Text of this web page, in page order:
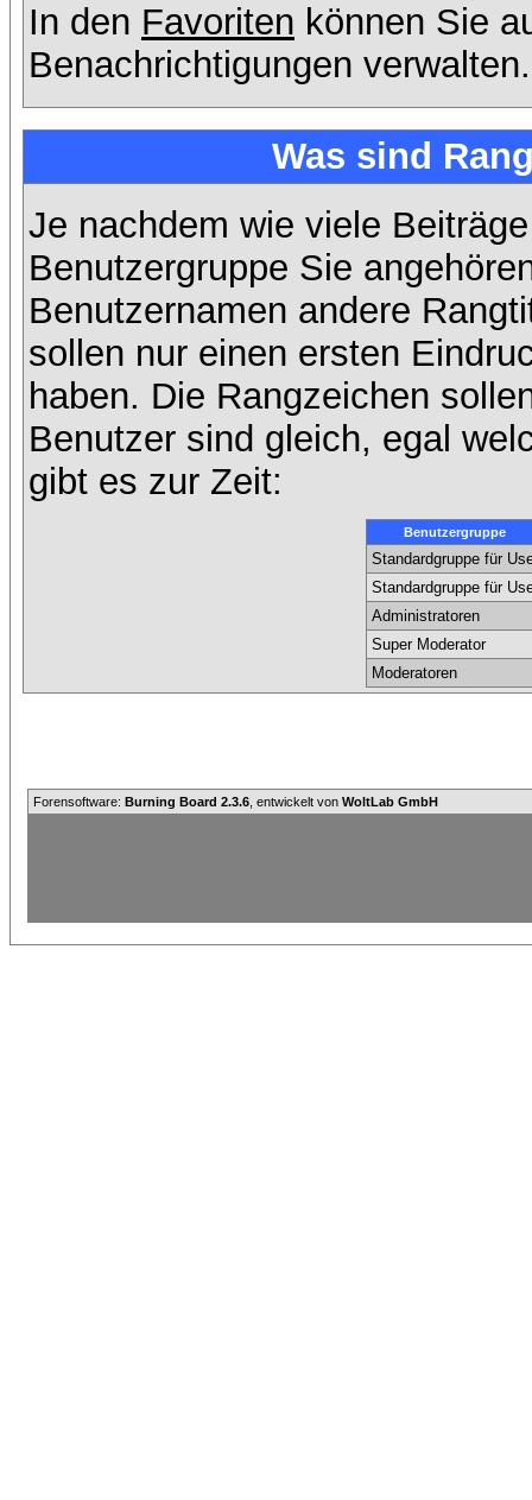
In den Favoriten können Sie
Benachrichtigungen verwalten.
Was sind
Je nachdem wie viele
Benutzergruppe Sie
Benutzernamen andere
sollen nur einen ersten
haben. Die Rangzeichen
Benutzer sind gleich, egal
gibt es zur Zeit:
Benutzergruppe
Standardgruppe für
Standardgruppe für
Administratoren
Super Moderator
Moderatoren
Forensoftware: Burning Board 2.3.6 , entwickelt von WoltLab GmbH